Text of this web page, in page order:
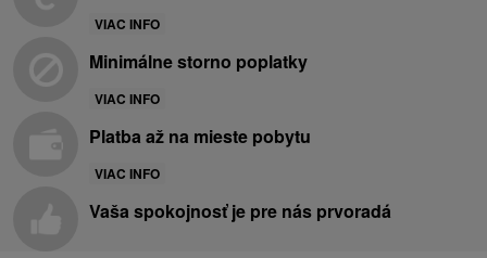
VIAC INFO
Minimálne storno poplatky
VIAC INFO
Platba až na mieste pobytu
VIAC INFO
Vaša spokojnosť je pre nás prvoradá